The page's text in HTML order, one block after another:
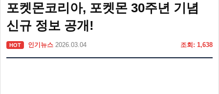
포켓몬코리아, 포켓몬 30주년 기념
신규 정보 공개!
HOT 인기뉴스 2026.03.04 조회: 1,638